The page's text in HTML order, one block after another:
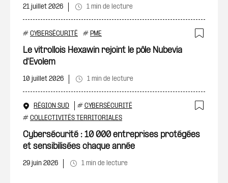
21 juillet 2026 1 min de lecture
# CYBERSÉCURITÉ # PME
Le vitrollois Hexawin rejoint le pôle Nubevia
d'Evolem
10 juillet 2026 1 min de lecture
RÉGION SUD # CYBERSÉCURITÉ
# COLLECTIVITÉS TERRITORIALES
Cybersécurité : 10 000 entreprises protégées
et sensibilisées chaque année
29 juin 2026 1 min de lecture